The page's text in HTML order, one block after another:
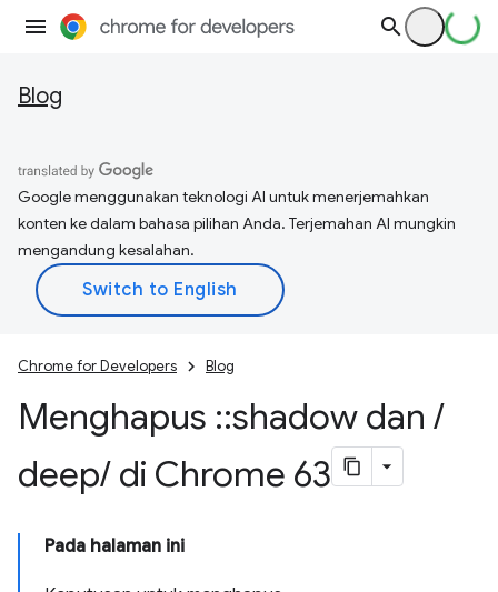
Blog
Google menggunakan teknologi AI untuk menerjemahkan
konten ke dalam bahasa pilihan Anda. Terjemahan AI mungkin
mengandung kesalahan.
Chrome for Developers Blog
Menghapus ::shadow dan /
deep/ di Chrome 63
Pada halaman ini